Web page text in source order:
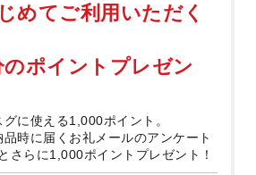
めてご利用いただく
のポイントプレゼン
に使える1,000ポイント。
時に届くお礼メールのアンケート
さらに1,000ポイントプレゼント！